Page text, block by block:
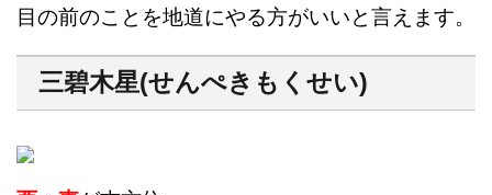
目の前のことを地道にやる方がいいと言えます。
三碧木星(せんぺきもくせい)